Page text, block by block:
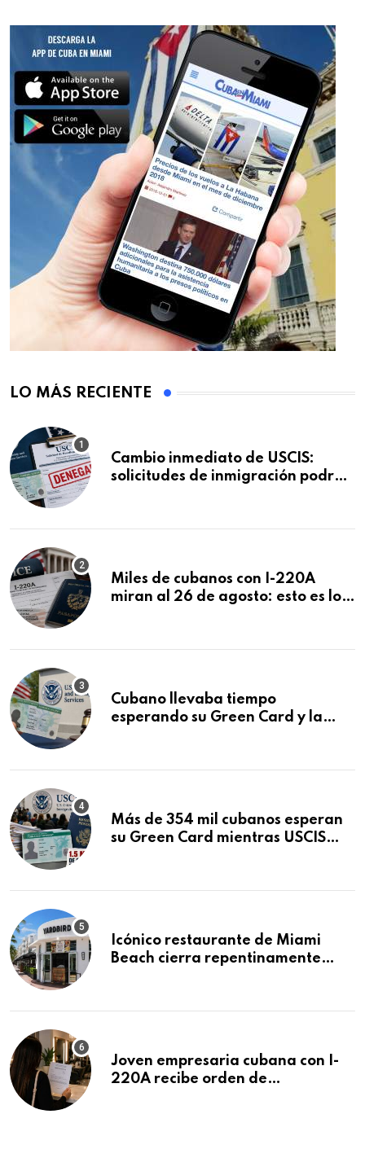
LO MÁS RECIENTE
Cambio inmediato de USCIS:
solicitudes de inmigración podrán
Miles de cubanos con I-220A
miran al 26 de agosto: esto es lo
Cubano llevaba tiempo
esperando su Green Card y la
Más de 354 mil cubanos esperan
su Green Card mientras USCIS
Icónico restaurante de Miami
Beach cierra repentinamente
Joven empresaria cubana con I-
220A recibe orden de